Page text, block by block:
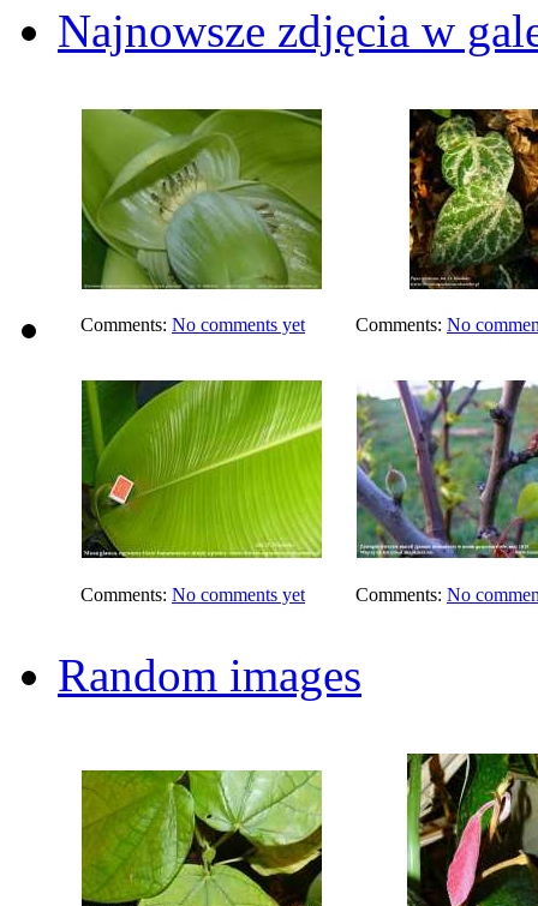
Najnowsze zdjęcia w
Comments: No comments yet Comments: No
Comments: No comments yet Comments: No
Random images